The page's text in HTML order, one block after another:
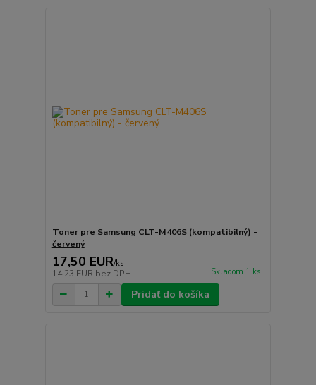
Toner pre Samsung CLT-M406S (kompatibilný) -
červený
17,50 EUR/ks
14,23 EUR bez DPH Skladom 1 ks
Pridať do košíka